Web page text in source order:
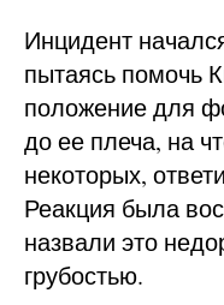
Инцидент
пытаясь помочь
положение для
до ее плеча, на
некоторых,
Реакция была
назвали это
грубостью.